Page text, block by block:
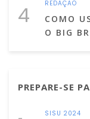
4 REDAÇÃO
COMO
O BIG
PREPARE-SE
SISU 2024